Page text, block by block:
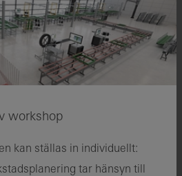
workshop
kan ställas in individuellt:
tar hänsyn till